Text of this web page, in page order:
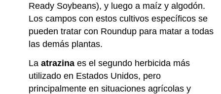
Ready Soybeans), y luego a maíz y algodón.
Los campos con estos cultivos específicos se
pueden tratar con Roundup para matar a todas
las demás plantas.
Laatrazina es el segundo herbicida más
utilizado en Estados Unidos, pero
principalmente en situaciones agrícolas y